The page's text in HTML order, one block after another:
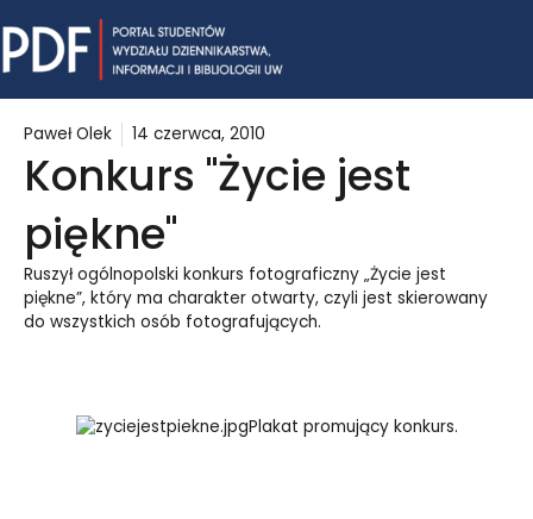
to
content
Paweł Olek 14 czerwca, 2010
Konkurs "Życie jest
piękne"
Ruszył ogólnopolski konkurs fotograficzny „Życie jest
piękne”, który ma charakter otwarty, czyli jest skierowany
do wszystkich osób fotografujących.
Plakat promujący konkurs.